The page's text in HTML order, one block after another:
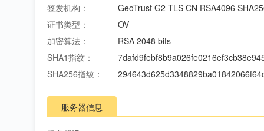
签发机构：
GeoTrust G2 TLS CN RSA4096
证书类型：
OV
加密算法：
RSA 2048 bits
SHA1指纹：
SHA256指纹：
服务器信息